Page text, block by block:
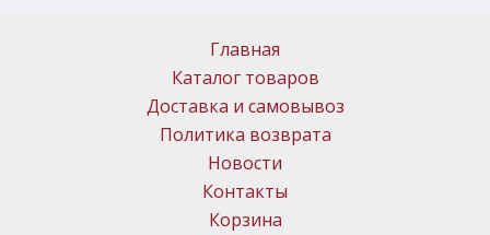
Главная
Каталог товаров
Доставка и самовывоз
Политика возврата
Новости
Контакты
Корзина